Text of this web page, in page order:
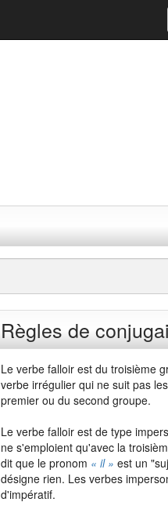
Règles de
Le verbe falloir est du troisième
verbe irrégulier qui ne suit pas
premier ou du second groupe.
Le verbe falloir est de type
ne s'emploient qu'avec la
dit que le pronom « il » est un
désigne rien. Les verbes
d'impératif.